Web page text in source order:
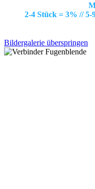
2-4 Stück = 3% //
Bildergalerie überspringen